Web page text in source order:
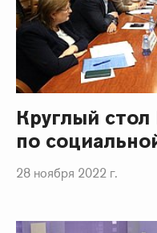
Круглый
по
28 ноября 2022 г.